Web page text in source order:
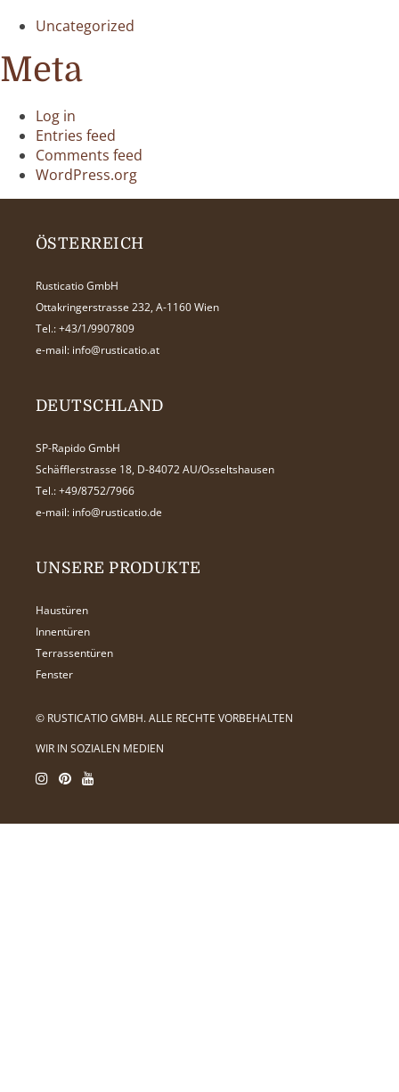
Uncategorized
Meta
Log in
Entries feed
Comments feed
WordPress.org
ÖSTERREICH
Rusticatio GmbH
Ottakringerstrasse 232, A-1160 Wien
Tel.: +43/1/9907809
e-mail: info@rusticatio.at
DEUTSCHLAND
SP-Rapido GmbH
Schäfflerstrasse 18, D-84072 AU/Osseltshausen
Tel.: +49/8752/7966
e-mail: info@rusticatio.de
UNSERE PRODUKTE
Haustüren
Innentüren
Terrassentüren
Fenster
© RUSTICATIO GMBH. ALLE RECHTE VORBEHALTEN
WIR IN SOZIALEN MEDIEN